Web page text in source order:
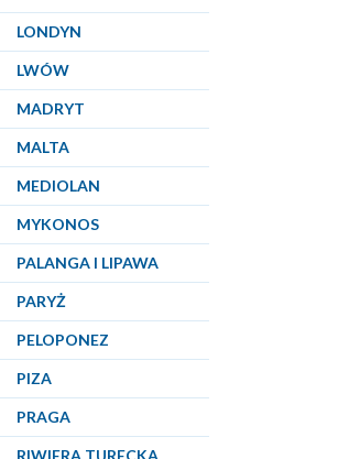
LONDYN
LWÓW
MADRYT
MALTA
MEDIOLAN
MYKONOS
PALANGA I LIPAWA
PARYŻ
PELOPONEZ
PIZA
PRAGA
RIWIERA TURECKA